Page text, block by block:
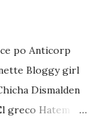
po Anticorp
Bloggy girl
Dismalden
greco Hatem